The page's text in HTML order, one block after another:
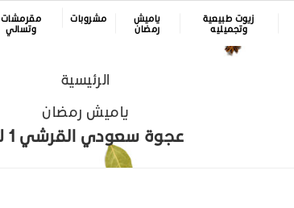
زيوت طبيعية
وتجميليه
ياميش
رمضان
مشروبات
مقرمشات
وتسالي
الرئيسية
ياميش رمضان
عجوة سعودي القرشي 1 ك